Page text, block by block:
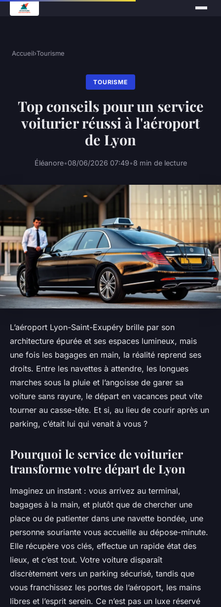
Accueil›Tourisme
TOURISME
Top conseils pour un service
voiturier réussi à l'aéroport
de Lyon
Éléanore•08/06/2026 07:49•8 min de lecture
L’aéroport Lyon-Saint-Exupéry brille par son
architecture épurée et ses espaces lumineux, mais
une fois les bagages en main, la réalité reprend ses
droits. Entre les navettes à attendre, les longues
marches sous la pluie et l’angoisse de garer sa
voiture sans rayure, le départ en vacances peut vite
tourner au casse-tête. Et si, au lieu de courir après un
parking, c’était lui qui venait à vous ?
Pourquoi le service de voiturier
transforme votre départ de Lyon
Imaginez un instant : vous arrivez au terminal,
bagages à la main, et plutôt que de chercher une
place ou de patienter dans une navette bondée, une
personne souriante vous accueille au dépose-minute.
Elle récupère vos clés, effectue un rapide état des
lieux, et c’est tout. Votre voiture disparaît
discrètement vers un parking sécurisé, tandis que
vous franchissez les portes de l’aéroport, les mains
libres et l’esprit serein. Ce n’est pas un luxe réservé